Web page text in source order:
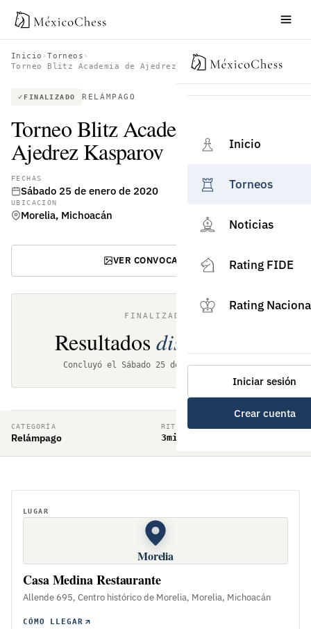
Inicio
Torneos
Noticias
Rating FIDE
Rating
Iniciar sesión
Crear cuenta
Inicio ›Torneos ›
Torneo Blitz Academia de Ajedrez Kasparov
FINALIZADO RELÁMPAGO
Torneo Blitz Academia de
Ajedrez Kasparov
FECHAS
Sábado 25 de enero de 2020
UBICACIÓN
Morelia, Michoacán
VER CONVOCATORIA
FINALIZADO
Resultados disponibles
Concluyó el Sábado 25 de enero de 2020
CATEGORÍA
Relámpago
RITMO DE JUEGO
3min + 2min
LUGAR
Morelia
Casa Medina Restaurante
Allende 695, Centro histórico de Morelia, Morelia, Michoacán
CÓMO LLEGAR